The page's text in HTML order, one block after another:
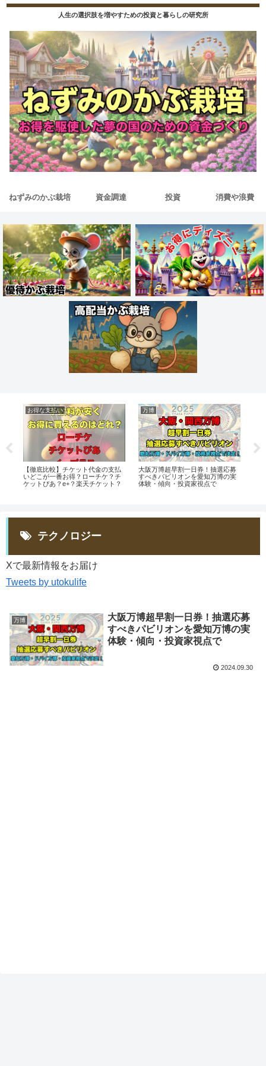
人生の選択肢を増やすための投資と暮らしの研究所
ねずみのかぶ栽培 資金調達 投資 消費や浪費
お得な支払い
【徹底比較】チケット代金の支払
いどこが一番お得？ローチケ？チ
ケットぴあ？e+？楽天チケット？
万博
大阪万博超早割一日券！抽選応募
すべきパビリオンを愛知万博の実
体験・傾向・投資家視点で
テクノロジー
Xで最新情報をお届け
Tweets by utokulife
万博
大阪万博超早割一日券！抽選応募
すべきパビリオンを愛知万博の実
体験・傾向・投資家視点で
2024.09.30